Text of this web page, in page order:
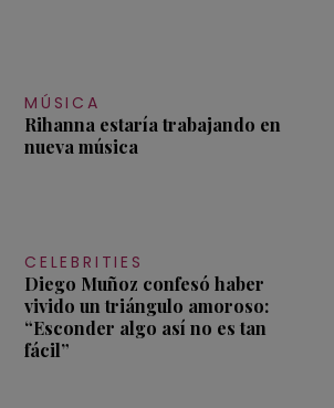
MÚSICA
Rihanna estaría trabajando en
nueva música
CELEBRITIES
Diego Muñoz confesó haber
vivido un triángulo amoroso:
“Esconder algo así no es tan
fácil”